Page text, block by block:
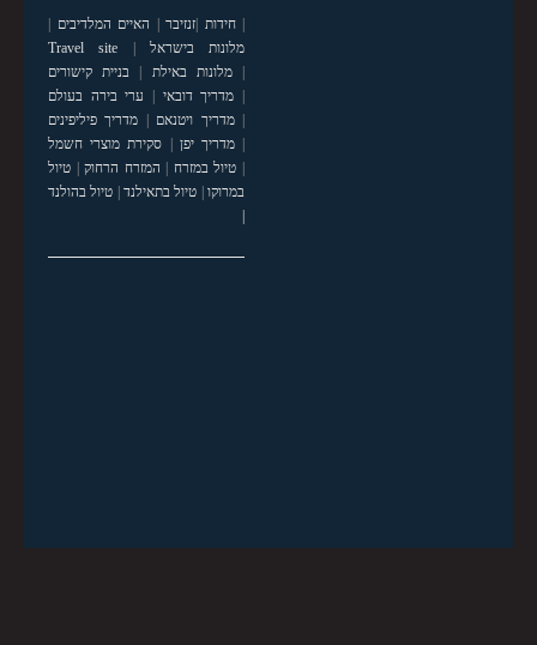
|חידות |זנזיבר | האיים המלדיבים |
מלונות בישראל |
Travel site
|מלונות באילת | בניית קישורים
| מדריך דובאי | ערי בירה בעולם
|מדריך ויטנאם | מדריך פיליפינים
|מדריך יפן | סקירת מוצרי חשמל
| טיול במזרח | המזרח הרחוק| טיול
במרוקו| טיול בתאילנד| טיול בהולנד
|